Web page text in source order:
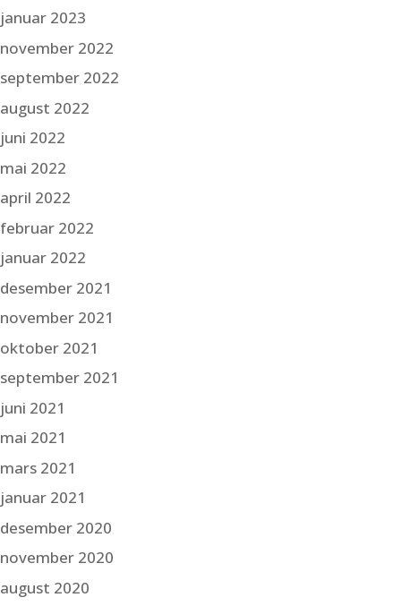
januar 2023
november 2022
september 2022
august 2022
juni 2022
mai 2022
april 2022
februar 2022
januar 2022
desember 2021
november 2021
oktober 2021
september 2021
juni 2021
mai 2021
mars 2021
januar 2021
desember 2020
november 2020
august 2020